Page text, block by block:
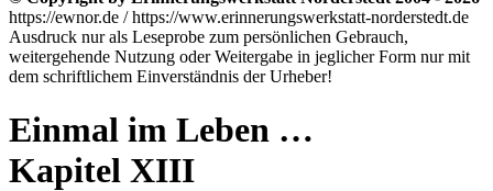
https://ewnor.de / https://www.erinnerungswerkstatt-norderstedt.de
Ausdruck nur als Leseprobe zum persönlichen Gebrauch,
weitergehende Nutzung oder Weitergabe in jeglicher Form nur mit
dem schriftlichem Einverständnis der Urheber!
Einmal im Leben …
Kapitel XIII